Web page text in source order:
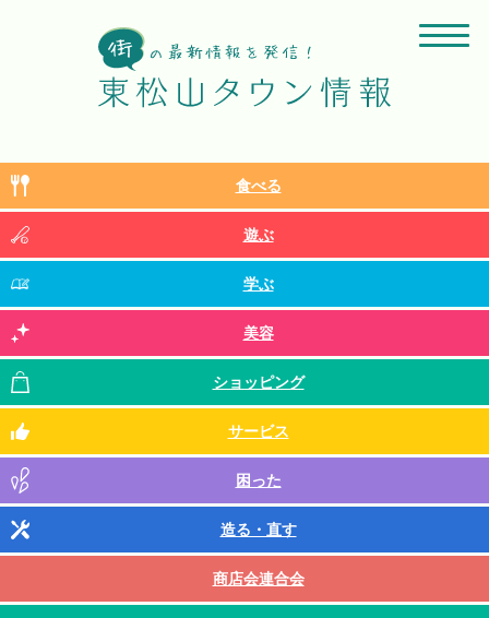
食べる
遊ぶ
学ぶ
美容
ショッピング
サービス
困った
造る・直す
商店会連合会